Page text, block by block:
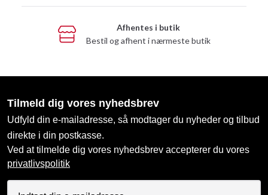
Afhentes i butik
Bestil og afhent i nærmeste butik
Tilmeld dig vores nyhedsbrev
Udfyld din e-mailadresse, så modtager du nyheder og tilbud
direkte i din postkasse.
Ved at tilmelde dig vores nyhedsbrev accepterer du vores
privatlivspolitik